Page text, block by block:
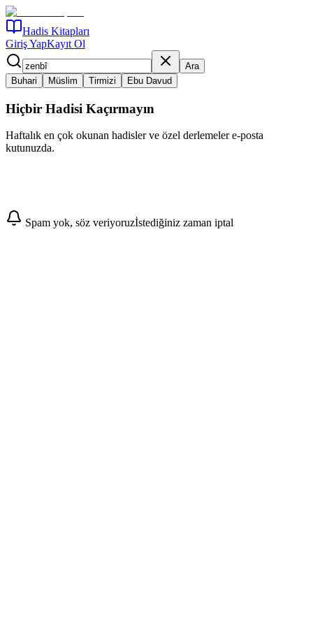
Hadis Kitapları
Giriş YapKayıt Ol
Ara
Buhari
Müslim Tirmizi Ebu Davud
Hiçbir Hadisi Kaçırmayın
Haftalık en çok okunan hadisler ve özel derlemeler e-posta
kutunuzda.
Abone Ol
Spam yok, söz veriyoruzİstediğiniz zaman iptal